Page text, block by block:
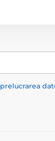
prelucrarea